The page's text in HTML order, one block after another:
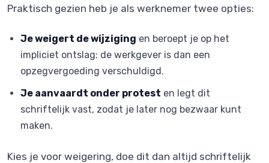
Praktisch gezien heb je als werknemer twee opties:
Je weigert de wijziging en beroept je op het
impliciet ontslag: de werkgever is dan een
opzegvergoeding verschuldigd.
Je aanvaardt onder protest en legt dit
schriftelijk vast, zodat je later nog bezwaar kunt
maken.
Kies je voor weigering, doe dit dan altijd schriftelijk